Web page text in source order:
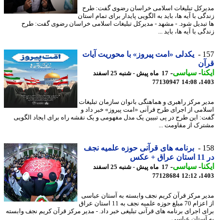
تبلیغات اسلامی خراسان رضوی گفت: طرح
با آیه ها، باید به الگویی پایدار برای تمام استان
شود. - مشهد - مدیرکل تبلیغات اسلامی خراسان رضوی گفت: طرح
با آیه ها، باید ...
یکدلی «امت پیروز» با محوریت آیات
-سیاسی-
17 ماه پیش - شنبه 25 اسفند
77130947
مرکز راهبری و هماهنگی بانوان سازمان تبلیغات
از اجرای طرح قرآنی «امت پیروز» خبر داد و
این طرح در پی تبیین یک مدل مفهومی و یک نقشه راه برای ایجاد الگویی
از مقاومت ...
برنامه های قرآنی حوزه علمیه نجف
-سیاسی-
17 ماه پیش - شنبه 25 اسفند
77128684
مرکز قرآن کریم نجف وابسته به آستان عباسی
از اعزام 70 مبلغ حوزه علمیه نجف به 11 استان عراق
اجرای برنامه های قرآنی تبلیغی خبر داد. - مدیر مرکز قرآن کریم نجف وابسته